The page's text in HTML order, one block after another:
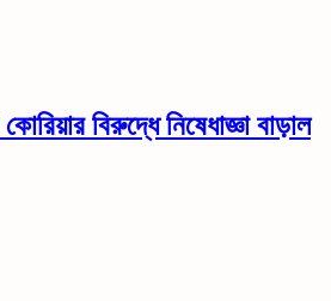
বিরুদ্ধে নিষেধাজ্ঞা বাড়াল